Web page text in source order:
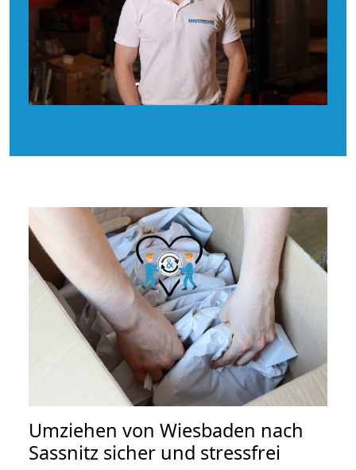
Umziehen von Wiesbaden nach
Sassnitz sicher und stressfrei